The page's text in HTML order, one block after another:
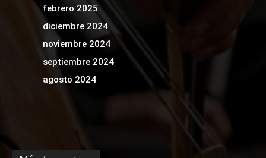
febrero 2025
diciembre 2024
noviembre 2024
septiembre 2024
agosto 2024